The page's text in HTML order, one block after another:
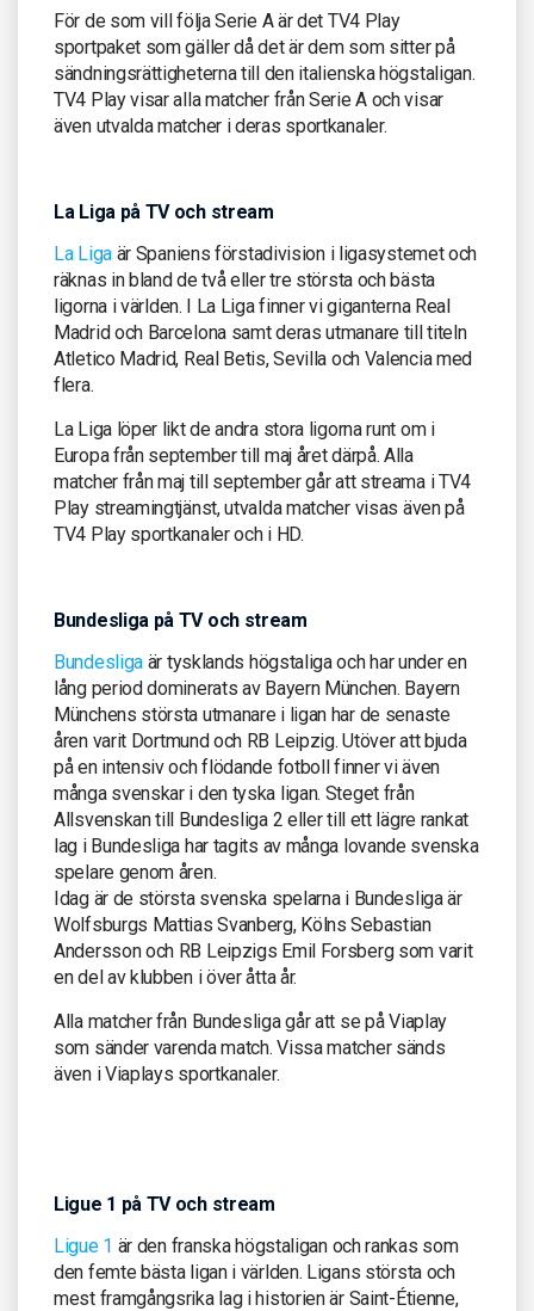
För de som vill följa Serie A är det TV4 Play
sportpaket som gäller då det är dem som sitter på
sändningsrättigheterna till den italienska högstaligan.
TV4 Play visar alla matcher från Serie A och visar
även utvalda matcher i deras sportkanaler.
La Liga på TV och stream
La Ligaär Spaniens förstadivision i ligasystemet och
räknas in bland de två eller tre största och bästa
ligorna i världen. I La Liga finner vi giganterna Real
Madrid och Barcelona samt deras utmanare till titeln
Atletico Madrid, Real Betis, Sevilla och Valencia med
flera.
La Liga löper likt de andra stora ligorna runt om i
Europa från september till maj året därpå. Alla
matcher från maj till september går att streama i TV4
Play streamingtjänst, utvalda matcher visas även på
TV4 Play sportkanaler och i HD.
Bundesliga på TV och stream
Bundesliga är tysklands högstaliga och har under en
lång period dominerats av Bayern München. Bayern
Münchens största utmanare i ligan har de senaste
åren varit Dortmund och RB Leipzig. Utöver att bjuda
på en intensiv och flödande fotboll finner vi även
många svenskar i den tyska ligan. Steget från
Allsvenskan till Bundesliga 2 eller till ett lägre rankat
lag i Bundesliga har tagits av många lovande svenska
spelare genom åren.
Idag är de största svenska spelarna i Bundesliga är
Wolfsburgs Mattias Svanberg, Kölns Sebastian
Andersson och RB Leipzigs Emil Forsberg som varit
en del av klubben i över åtta år.
Alla matcher från Bundesliga går att se på Viaplay
som sänder varenda match. Vissa matcher sänds
även i Viaplays sportkanaler.
Ligue 1 på TV och stream
Ligue 1 är den franska högstaligan och rankas som
den femte bästa ligan i världen. Ligans största och
mest framgångsrika lag i historien är Saint-Étienne,